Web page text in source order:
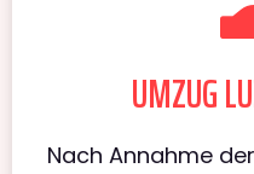
UMZUG
Nach Annahme